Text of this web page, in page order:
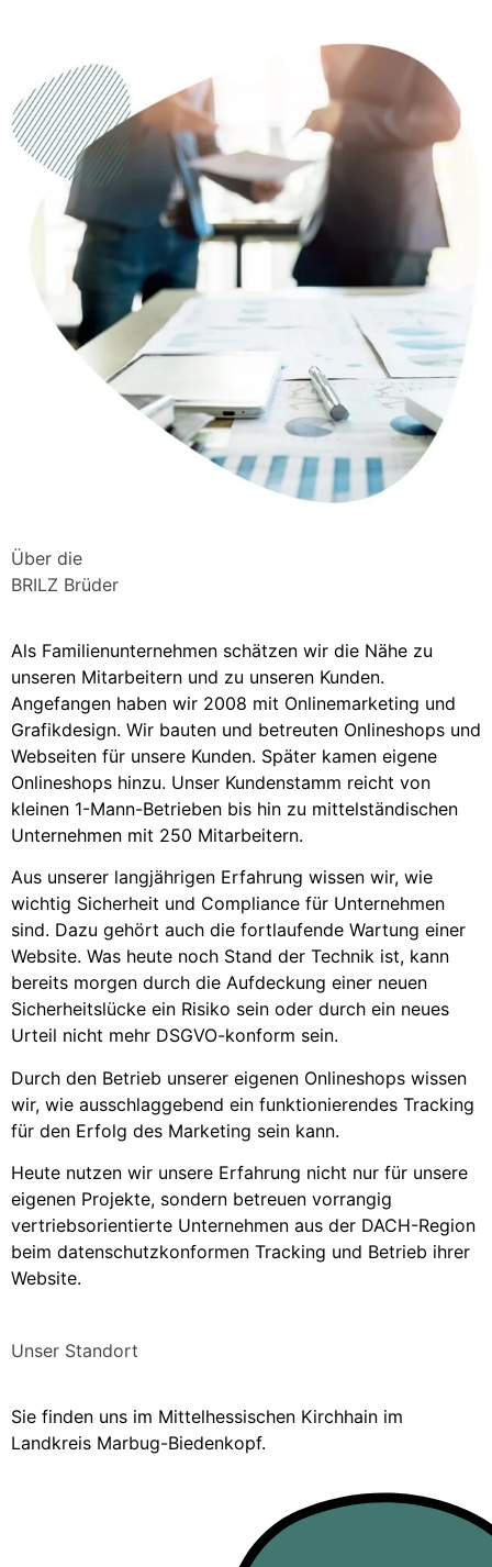
Über die
BRILZ Brüder
Als Familienunternehmen schätzen wir die Nähe zu
unseren Mitarbeitern und zu unseren Kunden.
Angefangen haben wir 2008 mit Onlinemarketing und
Grafikdesign. Wir bauten und betreuten Onlineshops und
Webseiten für unsere Kunden. Später kamen eigene
Onlineshops hinzu. Unser Kundenstamm reicht von
kleinen 1-Mann-Betrieben bis hin zu mittelständischen
Unternehmen mit 250 Mitarbeitern.
Aus unserer langjährigen Erfahrung wissen wir, wie
wichtig Sicherheit und Compliance für Unternehmen
sind. Dazu gehört auch die fortlaufende Wartung einer
Website. Was heute noch Stand der Technik ist, kann
bereits morgen durch die Aufdeckung einer neuen
Sicherheitslücke ein Risiko sein oder durch ein neues
Urteil nicht mehr DSGVO-konform sein.
Durch den Betrieb unserer eigenen Onlineshops wissen
wir, wie ausschlaggebend ein funktionierendes Tracking
für den Erfolg des Marketing sein kann.
Heute nutzen wir unsere Erfahrung nicht nur für unsere
eigenen Projekte, sondern betreuen vorrangig
vertriebsorientierte Unternehmen aus der DACH-Region
beim datenschutzkonformen Tracking und Betrieb ihrer
Website.
Unser Standort
Sie finden uns im Mittelhessischen Kirchhain im
Landkreis Marbug-Biedenkopf.